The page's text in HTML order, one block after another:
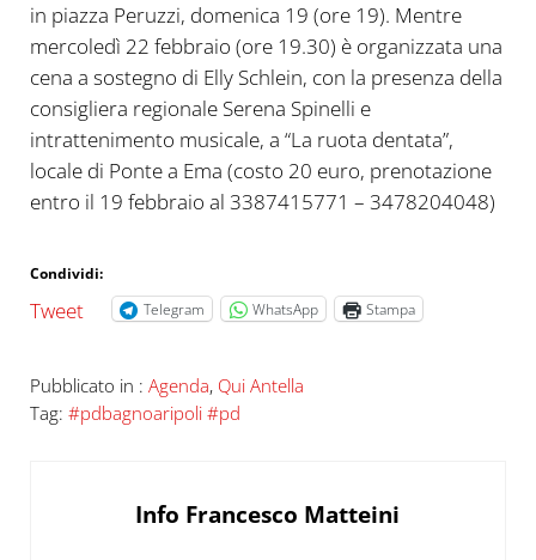
in piazza Peruzzi, domenica 19 (ore 19). Mentre
mercoledì 22 febbraio (ore 19.30) è organizzata una
cena a sostegno di Elly Schlein, con la presenza della
consigliera regionale Serena Spinelli e
intrattenimento musicale, a “La ruota dentata”,
locale di Ponte a Ema (costo 20 euro, prenotazione
entro il 19 febbraio al 3387415771 – 3478204048)
Condividi:
Tweet Telegram WhatsApp Stampa
Pubblicato in : Agenda, Qui Antella
Tag: #pdbagnoaripoli #pd
Info Francesco Matteini